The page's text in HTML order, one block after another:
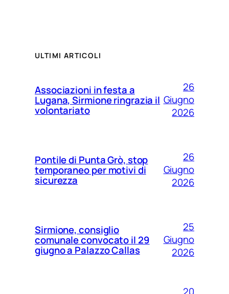
ULTIMI ARTICOLI
Associazioni in festa a
Lugana, Sirmione ringrazia il
volontariato
26
Giugno
2026
Pontile di Punta Grò, stop
temporaneo per motivi di
sicurezza
26
Giugno
2026
Sirmione, consiglio
comunale convocato il 29
giugno a Palazzo Callas
25
Giugno
2026